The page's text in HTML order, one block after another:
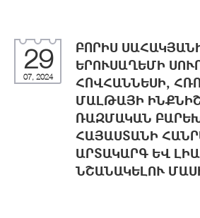
29
07, 2024
ԲՈՐԻՍ
ԵՐՈՒՍԱՂԵՄԻ
ՀՈՎՀԱՆՆԵՍԻ,
ՄԱԼԹԱՅԻ
ՌԱԶՄԱԿԱՆ
ՀԱՅԱՍՏԱՆԻ
ԱՐՏԱԿԱՐԳ ԵՎ
ՆՇԱՆԱԿԵԼՈՒ